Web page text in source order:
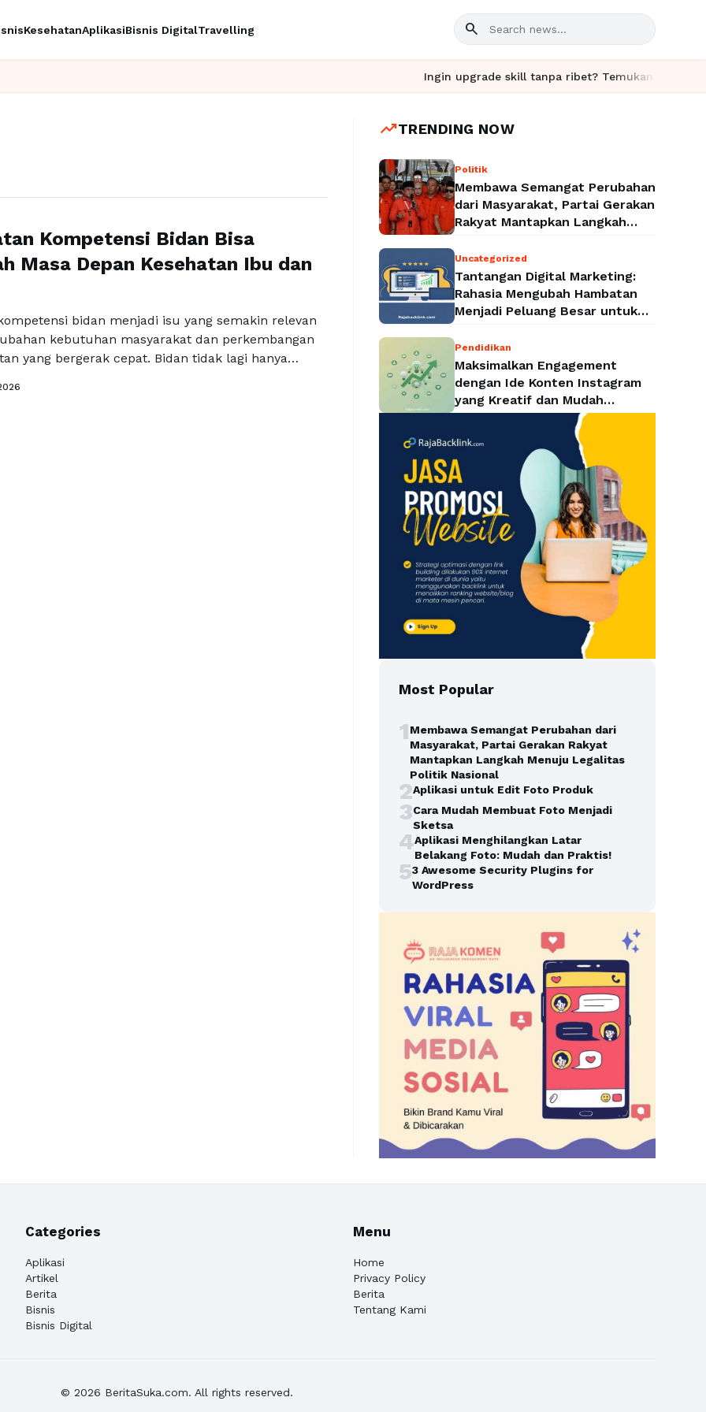
KesehatanAplikasiBisnis DigitalTravelling search
Ingin upgrade skill tanpa ribet? Temukan kelas seru
Kompetensi Bidan Bisa
Masa Depan Kesehatan Ibu dan
bidan menjadi isu yang semakin relevan
kebutuhan masyarakat dan perkembangan
yang bergerak cepat. Bidan tidak lagi hanya
terdepan dalam edukasi kesehatan, pencegahan
trending_upTRENDING NOW
Politik
Membawa Semangat Perubahan
dari Masyarakat, Partai Gerakan
Rakyat Mantapkan Langkah
Nasional
Uncategorized
Tantangan Digital Marketing:
Rahasia Mengubah Hambatan
Menjadi Peluang Besar untuk
Pendidikan
Maksimalkan Engagement
dengan Ide Konten Instagram
yang Kreatif dan Mudah
Diterapkan
Most Popular
1Membawa Semangat Perubahan dari
Masyarakat, Partai Gerakan Rakyat
Mantapkan Langkah Menuju Legalitas
Politik Nasional
2Aplikasi untuk Edit Foto Produk
3Cara Mudah Membuat Foto Menjadi
Sketsa
4Aplikasi Menghilangkan Latar
Belakang Foto: Mudah dan Praktis!
53 Awesome Security Plugins for
WordPress
Categories
Aplikasi
Artikel
Berita
Bisnis
Bisnis Digital
Menu
Home
Privacy Policy
Berita
Tentang Kami
© 2026 BeritaSuka.com. All rights reserved.